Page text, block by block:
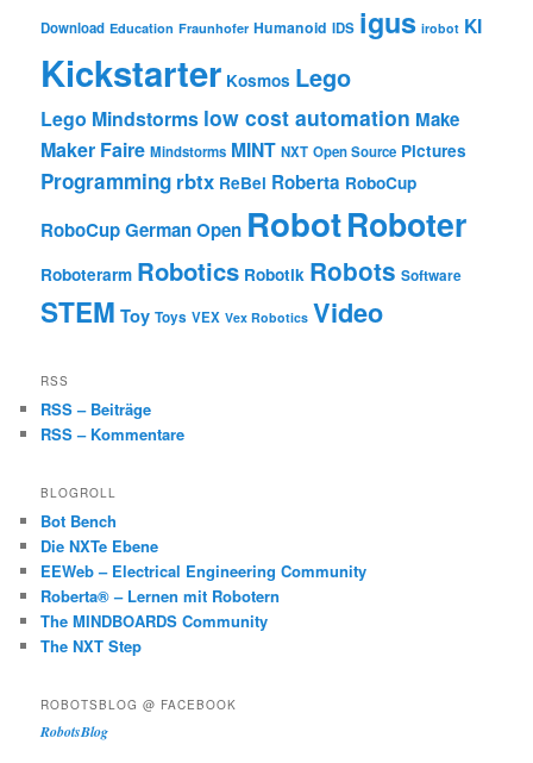
Download Education Fraunhofer Humanoid IDS igus irobot KI
Kickstarter Kosmos Lego
Lego Mindstorms low cost automation Make
Maker Faire Mindstorms MINT NXT Open Source Pictures
Programming rbtx ReBel Roberta RoboCup
RoboCup German Open RobotRoboter
Roboterarm Robotics Robotik Robots Software
STEM Toy Toys VEX Vex Robotics Video
RSS
RSS – Beiträge
RSS – Kommentare
BLOGROLL
Bot Bench
Die NXTe Ebene
EEWeb – Electrical Engineering Community
Roberta® – Lernen mit Robotern
The MINDBOARDS Community
The NXT Step
ROBOTSBLOG @ FACEBOOK
RobotsBlog